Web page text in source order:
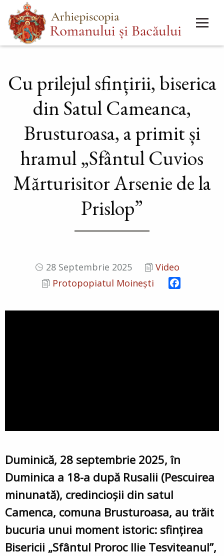
Mergi
la
conţinutul
Main
menu
Cu prilejul sfințirii, biserica
din Satul Cameanca,
Brusturoasa, a primit și
hramul „Sfântul Cuvios
Mărturisitor Arsenie de la
Prislop”
28 Septembrie 2025
Video
Protopopiatul Moinești
Duminică, 28 septembrie 2025, în
Duminica a 18-a după Rusalii (Pescuirea
minunată), credincioșii din satul
Camenca, comuna Brusturoasa, au trăit
bucuria unui moment istoric: sfințirea
Bisericii „Sfântul Proroc Ilie Tesviteanul”,